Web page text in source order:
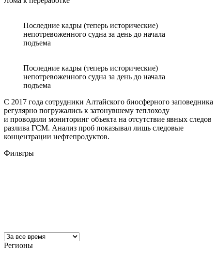
Последние кадры (теперь исторические)
непотревоженного судна за день до начала
подъема
Последние кадры (теперь исторические)
непотревоженного судна за день до начала
подъема
С 2017 года сотрудники Алтайского биосферного заповедника
регулярно погружались к затонувшему теплоходу
и проводили мониторинг объекта на отсутствие явных следов
разлива ГСМ. Анализ проб показывал лишь следовые
концентрации нефтепродуктов.
Фильтры
Регионы